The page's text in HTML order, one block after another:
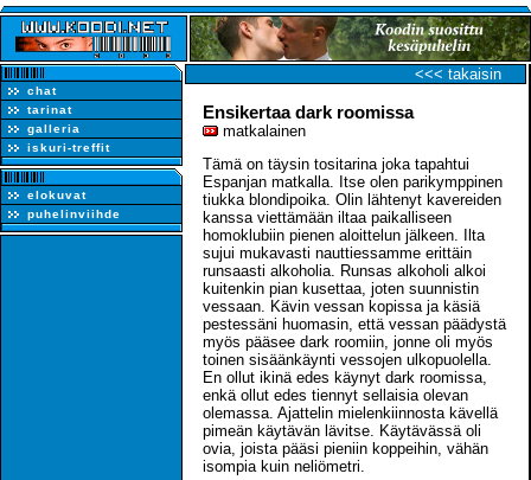
chat
tarinat
galleria
iskuri-treffit
elokuvat
puhelinviihde
<<< takaisin
Ensikertaa dark roomissa
matkalainen
Tämä on täysin tositarina joka tapahtui
Espanjan matkalla. Itse olen parikymppinen
tiukka blondipoika. Olin lähtenyt kavereiden
kanssa viettämään iltaa paikalliseen
homoklubiin pienen aloittelun jälkeen. Ilta
sujui mukavasti nauttiessamme erittäin
runsaasti alkoholia. Runsas alkoholi alkoi
kuitenkin pian kusettaa, joten suunnistin
vessaan. Kävin vessan kopissa ja käsiä
pestessäni huomasin, että vessan päädystä
myös pääsee dark roomiin, jonne oli myös
toinen sisäänkäynti vessojen ulkopuolella.
En ollut ikinä edes käynyt dark roomissa,
enkä ollut edes tiennyt sellaisia olevan
olemassa. Ajattelin mielenkiinnosta kävellä
pimeän käytävän lävitse. Käytävässä oli
ovia, joista pääsi pieniin koppeihin, vähän
isompia kuin neliömetri.